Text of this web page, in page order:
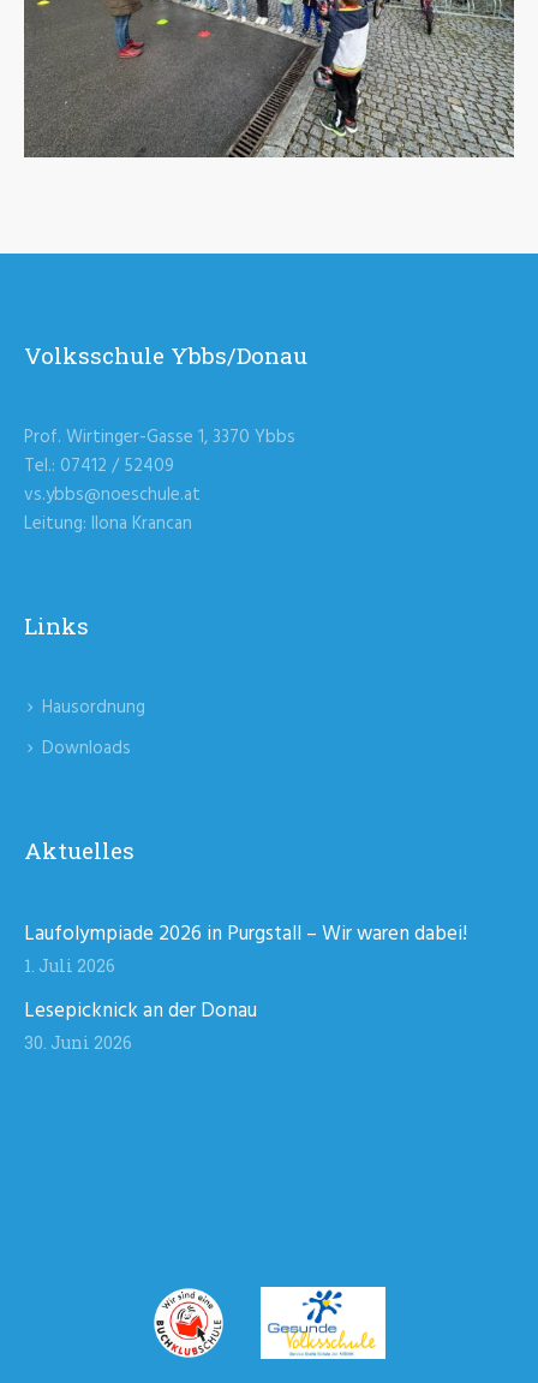
Volksschule Ybbs/Donau
Prof. Wirtinger-Gasse 1, 3370 Ybbs
Tel.: 07412 / 52409
vs.ybbs@noeschule.at
Leitung: Ilona Krancan
Links
Hausordnung
Downloads
Aktuelles
Laufolympiade 2026 in Purgstall – Wir waren dabei!
1. Juli 2026
Lesepicknick an der Donau
30. Juni 2026